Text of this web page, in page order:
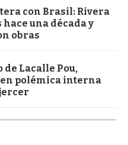
con Brasil: Rivera
una década y
obras
de Lacalle Pou,
polémica interna